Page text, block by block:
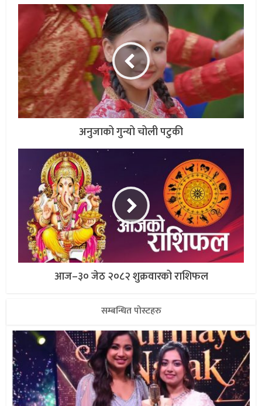
अनुजाको गुन्यो चोली पटुकी
आज–३० जेठ २०८२ शुक्रवारको राशिफल
सम्बन्धित पोस्टहरु